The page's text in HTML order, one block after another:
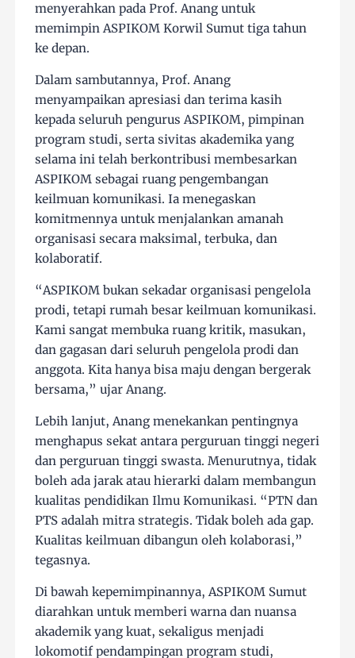
menyerahkan pada Prof. Anang untuk
memimpin ASPIKOM Korwil Sumut tiga tahun
ke depan.
Dalam sambutannya, Prof. Anang
menyampaikan apresiasi dan terima kasih
kepada seluruh pengurus ASPIKOM, pimpinan
program studi, serta sivitas akademika yang
selama ini telah berkontribusi membesarkan
ASPIKOM sebagai ruang pengembangan
keilmuan komunikasi. Ia menegaskan
komitmennya untuk menjalankan amanah
organisasi secara maksimal, terbuka, dan
kolaboratif.
“ASPIKOM bukan sekadar organisasi pengelola
prodi, tetapi rumah besar keilmuan komunikasi.
Kami sangat membuka ruang kritik, masukan,
dan gagasan dari seluruh pengelola prodi dan
anggota. Kita hanya bisa maju dengan bergerak
bersama,” ujar Anang.
Lebih lanjut, Anang menekankan pentingnya
menghapus sekat antara perguruan tinggi negeri
dan perguruan tinggi swasta. Menurutnya, tidak
boleh ada jarak atau hierarki dalam membangun
kualitas pendidikan Ilmu Komunikasi. “PTN dan
PTS adalah mitra strategis. Tidak boleh ada gap.
Kualitas keilmuan dibangun oleh kolaborasi,”
tegasnya.
Di bawah kepemimpinannya, ASPIKOM Sumut
diarahkan untuk memberi warna dan nuansa
akademik yang kuat, sekaligus menjadi
lokomotif pendampingan program studi,